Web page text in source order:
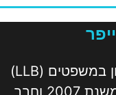
עו”ד אייל פייפר בעל תואר ראשון במשפטים (LLB)
משנת 2005, עורך דין מוסמך משנת 2007 וחבר